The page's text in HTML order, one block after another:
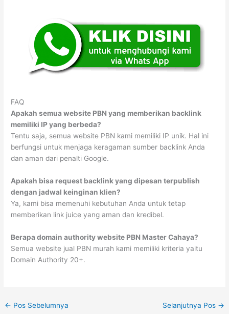
FAQ
Apakah semua website PBN yang memberikan backlink
memiliki IP yang berbeda?
Tentu saja, semua website PBN kami memiliki IP unik. Hal ini
berfungsi untuk menjaga keragaman sumber backlink Anda
dan aman dari penalti Google.
Apakah bisa request backlink yang dipesan terpublish
dengan jadwal keinginan klien?
Ya, kami bisa memenuhi kebutuhan Anda untuk tetap
memberikan link juice yang aman dan kredibel.
Berapa domain authority website PBN Master Cahaya?
Semua website jual PBN murah kami memiliki kriteria yaitu
Domain Authority 20+.
← Pos Sebelumnya Selanjutnya Pos →